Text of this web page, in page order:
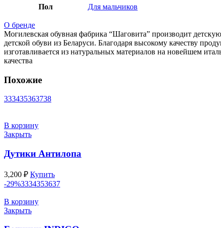
Пол Для мальчиков
О бренде
Могилевская обувная фабрика “Шаговита” производит
детской обуви из Беларуси. Благодаря высокому качеству
изготавливается из натуральных материалов на новейшем
качества
Похожие
333435363738
В корзину
Закрыть
Дутики Антилопа
3,200 ₽ Купить
-29%3334353637
В корзину
Закрыть